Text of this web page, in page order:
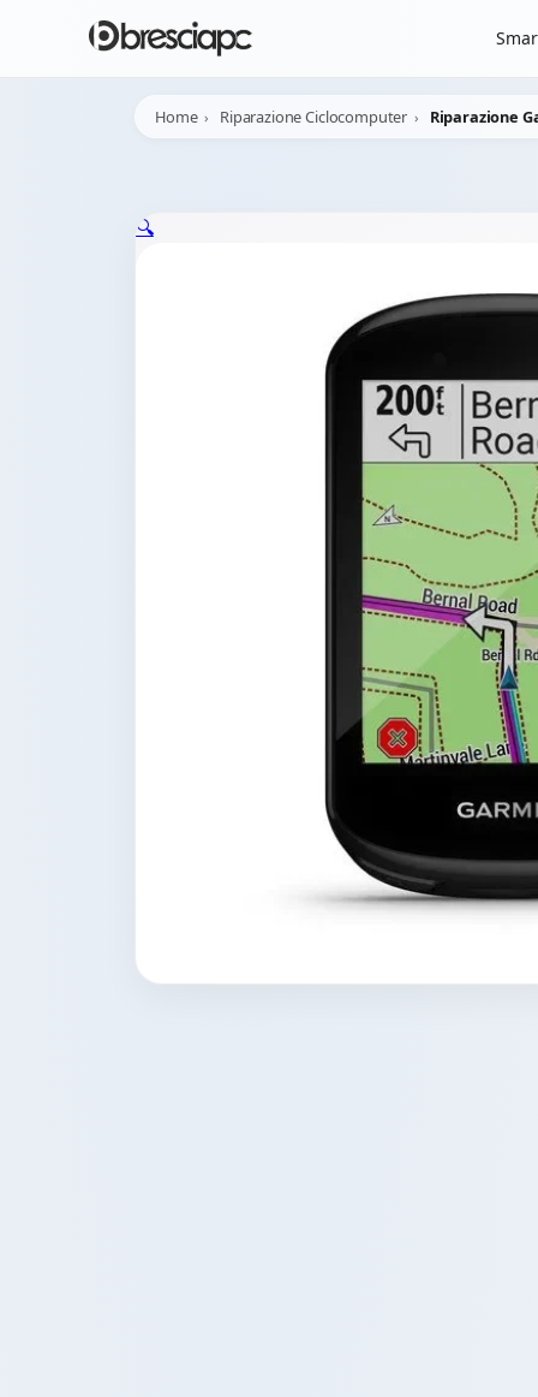
Home Riparazione Ciclocomputer Riparazione
🔍